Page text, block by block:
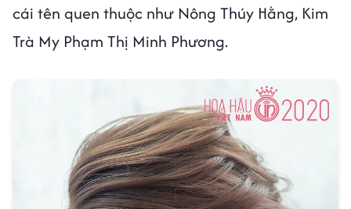
cái tên quen thuộc như Nông Thúy Hằng, Kim
Trà My Phạm Thị Minh Phương.